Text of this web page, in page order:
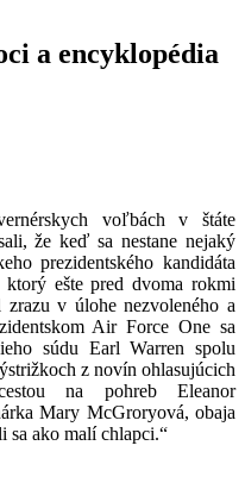
a encyklopédia
voľbách v štáte
že keď sa nestane nejaký
prezidentského kandidáta
ešte pred dvoma rokmi
v úlohe nezvoleného a
Air Force One sa
súdu Earl Warren spolu
z novín ohlasujúcich
na pohreb Eleanor
Mary McGroryová, obaja
ako malí chlapci.“